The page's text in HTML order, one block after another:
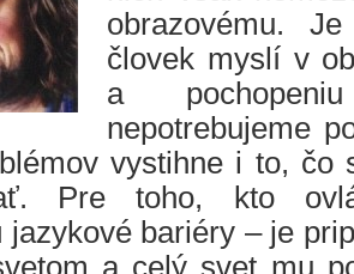
obrazovému.
človek myslí v
a
nepotrebujeme
vystihne i to, čo
Pre toho, kto
jazykové bariéry – je
a celý svet mu